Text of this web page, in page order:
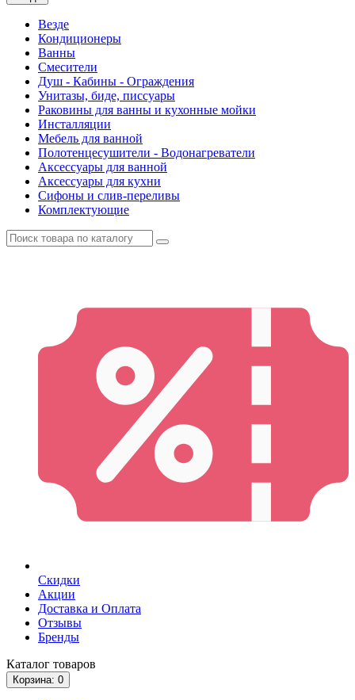
Везде
Кондиционеры
Ванны
Смесители
Душ - Кабины - Ограждения
Унитазы, биде, писсуары
Раковины для ванны и кухонные мойки
Инсталляции
Мебель для ванной
Полотенцесушители - Водонагреватели
Аксессуары для ванной
Аксессуары для кухни
Сифоны и слив-переливы
Комплектующие
Скидки
Акции
Доставка и Оплата
Отзывы
Бренды
Каталог товаров
Корзина: 0